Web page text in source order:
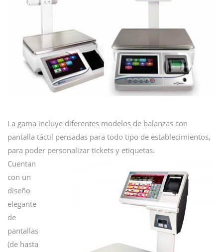
La gama incluye diferentes modelos de balanzas con
pantalla táctil pensadas para todo tipo de establecimientos,
para poder personalizar tickets y etiquetas.
Cuentan
con un
diseño
elegante
de
pantallas
(de hasta